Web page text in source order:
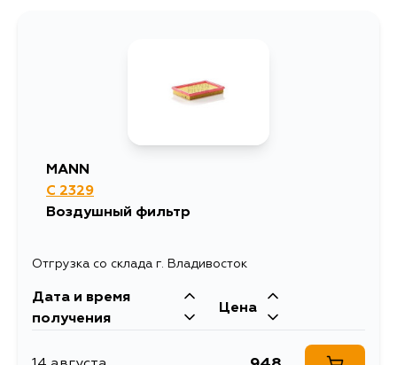
MANN
C 2329
Воздушный фильтр
Отгрузка со склада г. Владивосток
Дата и время
получения
Цена